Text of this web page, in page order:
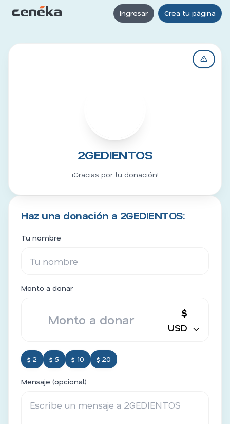
Ingresar Crea tu página
2GEDIENTOS
¡Gracias por tu donación!
Haz una donación a 2GEDIENTOS:
Tu nombre
Monto a donar
$
USD
$ 2 $ 5 $ 10 $ 20
Mensaje (opcional)